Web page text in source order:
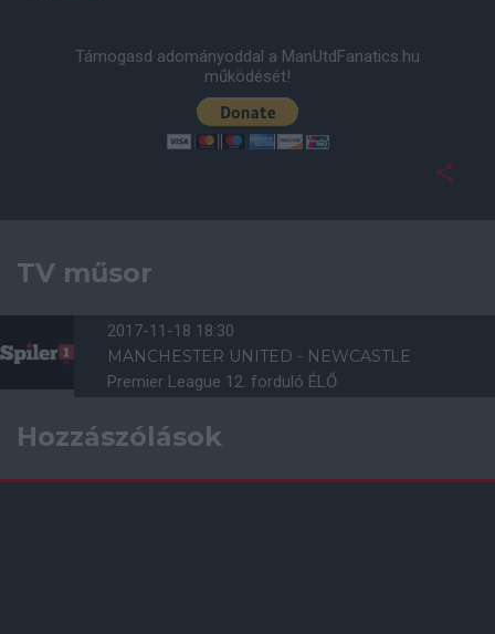
Támogasd adományoddal a ManUtdFanatics.hu
működését!
TV műsor
2017-11-18 18:30
MANCHESTER UNITED - NEWCASTLE
Premier League 12. forduló ÉLŐ
Hozzászólások